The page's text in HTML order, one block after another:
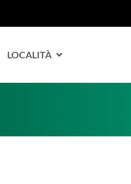
LOCALITÀ